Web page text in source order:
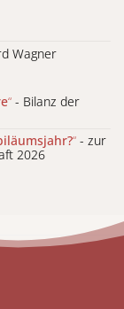
Wagner
“ - Bilanz der
“ - zur
2026